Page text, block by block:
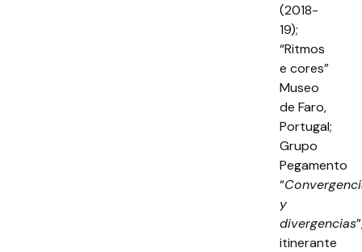
(2018-
19);
“Ritmos
e cores”
Museo
de Faro,
Portugal;
Grupo
Pegamento
“
y
divergencias
itinerante